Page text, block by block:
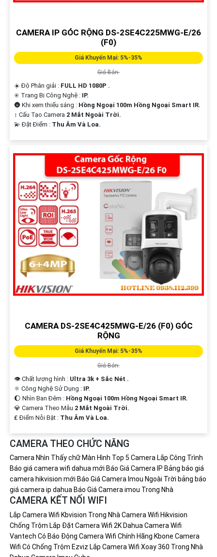
CAMERA IP GÓC RỘNG DS-2SE4C225MWG-E/26
(F0)
Giá Khuyến Mại: 5%-35%
Giá Bán:
☀️ Độ Phân giải : FULL HD 1080P .
✳️ Trang Bị Công Nghệ : IP.
🌚 Khi xem thiếu sáng : Hồng Ngoại 100m Hồng Ngoại Smart IR.
↕️ Cấu Tạo Camera 2 Mắt Ngoài Trời.
️💫 Đặt Điểm : Thu Âm Và Loa.
CAMERA DS-2SE4C425MWG-E/26 (F0) GÓC
RỘNG
Giá Khuyến Mại: 5%-35%
Giá Bán:
👁 Chất lượng hình : Ultra 3k + Sắc Nét .
⚛️ Công Nghệ Sử Dụng : IP.
🌔 Nhìn Ban Đêm : Hồng Ngoại 100m Hồng Ngoại Smart IR.
💎 Camera Theo Mẫu 2 Mắt Ngoài Trời.
️₤ Điểm Nỗi Bật : Thu Âm Và Loa.
CAMERA THEO CHỨC NĂNG
Camera Nhìn Thấy chữ Màn Hình Top 5 Camera Lắp Công Trình
Báo giá camera wifi dahua mới Báo Giá Camera IP Bảng báo giá
camera hikvision mới Báo Giá Camera Imou Ngoài Trời bảng báo
giá camera ip dahua Báo Giá Camera imou Trong Nhà
CAMERA KẾT NỐI WIFI
Lắp Camera Wifi Kbvision Trong Nhà Camera Wifi Hikvision
Chống Trộm Lắp Đặt Camera Wifi 2K Dahua Camera Wifi
Vantech Có Báo Động Camera Wifi Chính Hãng Kbone Camera
Wifi Có Chống Trộm Ezviz Lắp Camera Wifi Xoay 360 Trong Nhà